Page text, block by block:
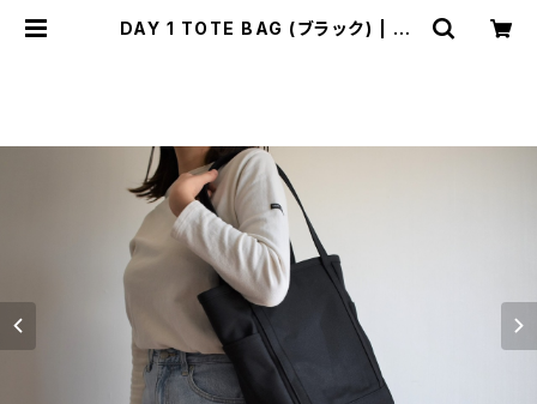
DAY 1 TOTE BAG (ブラック) | ch